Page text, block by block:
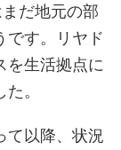
だ地元の部
です。リヤド
を生活拠点に
。
て以降、状況